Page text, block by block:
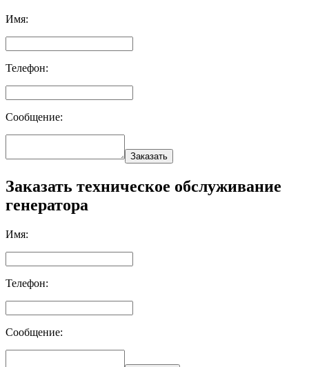
Имя:
Телефон:
Сообщение:
Заказать
Заказать техническое обслуживание
генератора
Имя:
Телефон:
Сообщение: